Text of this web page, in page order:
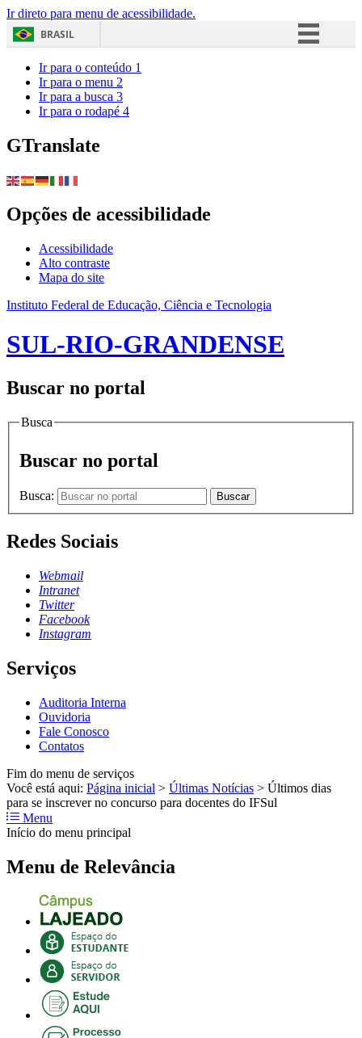
Ir direto para menu de acessibilidade.
BRASIL
Ir para o conteúdo 1
Ir para o menu 2
Ir para a busca 3
Ir para o rodapé 4
GTranslate
Opções de acessibilidade
Acessibilidade
Alto contraste
Mapa do site
Instituto Federal de Educação, Ciência e Tecnologia
SUL-RIO-GRANDENSE
Buscar no portal
Busca
Buscar no portal
Busca: Buscar
Redes Sociais
Webmail
Intranet
Twitter
Facebook
Instagram
Serviços
Auditoria Interna
Ouvidoria
Fale Conosco
Contatos
Fim do menu de serviços
Você está aqui: Página inicial > Últimas Notícias > Últimos dias
para se inscrever no concurso para docentes do IFSul
Menu
Início do menu principal
Menu de Relevância